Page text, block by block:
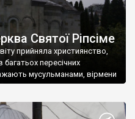
Святої Ріпсіме
прийняла християнство,
пересічних
мусульманами, вірмени